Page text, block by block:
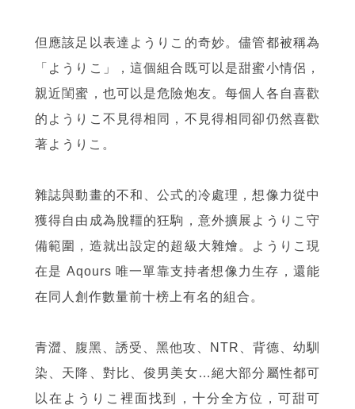
但應該足以表達ようりこ的奇妙。儘管都被稱為
「ようりこ」，這個組合既可以是甜蜜小情侶，
親近閨蜜，也可以是危險炮友。每個人各自喜歡
的ようりこ不見得相同，不見得相同卻仍然喜歡
著ようりこ。
雜誌與動畫的不和、公式的冷處理，想像力從中
獲得自由成為脫韁的狂駒，意外擴展ようりこ守
備範圍，造就出設定的超級大雜燴。ようりこ現
在是 Aqours 唯一單靠支持者想像力生存，還能
在同人創作數量前十榜上有名的組合。
青澀、腹黑、誘受、黑他攻、NTR、背德、幼馴
染、天降、對比、俊男美女…絕大部分屬性都可
以在ようりこ裡面找到，十分全方位，可甜可